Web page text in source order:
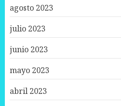
agosto 2023
julio 2023
junio 2023
mayo 2023
abril 2023